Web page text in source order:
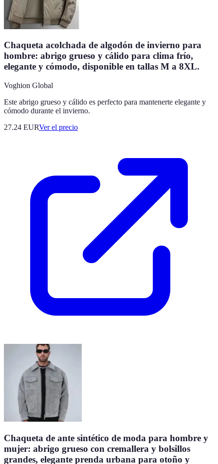
Chaqueta acolchada de algodón de invierno para
hombre: abrigo grueso y cálido para clima frío,
elegante y cómodo, disponible en tallas M a 8XL.
Voghion Global
Este abrigo grueso y cálido es perfecto para mantenerte elegante y
cómodo durante el invierno.
27.24 EURVer el precio
Chaqueta de ante sintético de moda para hombre y
mujer: abrigo grueso con cremallera y bolsillos
grandes, elegante prenda urbana para otoño y